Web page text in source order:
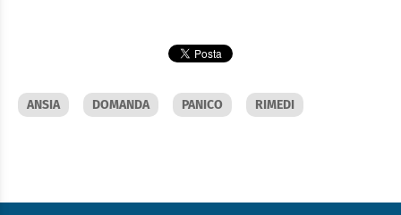
ANSIA DOMANDA PANICO RIMEDI